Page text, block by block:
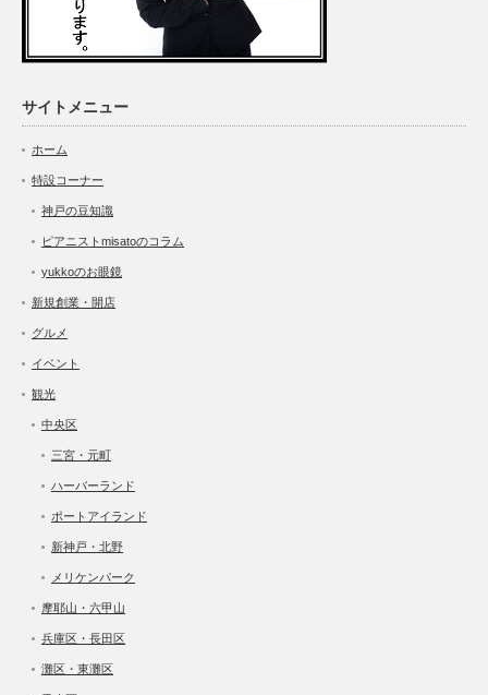
サイトメニュー
ホーム
特設コーナー
神戸の豆知識
ピアニストmisatoのコラム
yukkoのお眼鏡
新規創業・開店
グルメ
イベント
観光
中央区
三宮・元町
ハーバーランド
ポートアイランド
新神戸・北野
メリケンパーク
摩耶山・六甲山
兵庫区・長田区
灘区・東灘区